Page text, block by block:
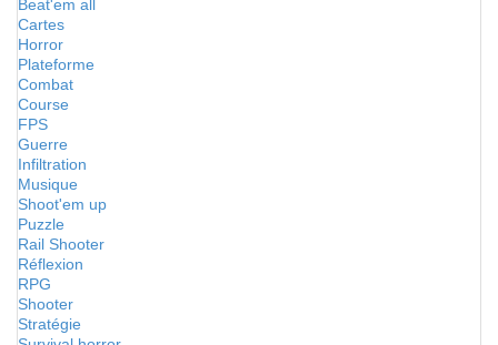
Beat'em all
Cartes
Horror
Plateforme
Combat
Course
FPS
Guerre
Infiltration
Musique
Shoot'em up
Puzzle
Rail Shooter
Réflexion
RPG
Shooter
Stratégie